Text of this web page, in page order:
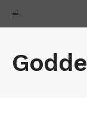
Andorra Biennale